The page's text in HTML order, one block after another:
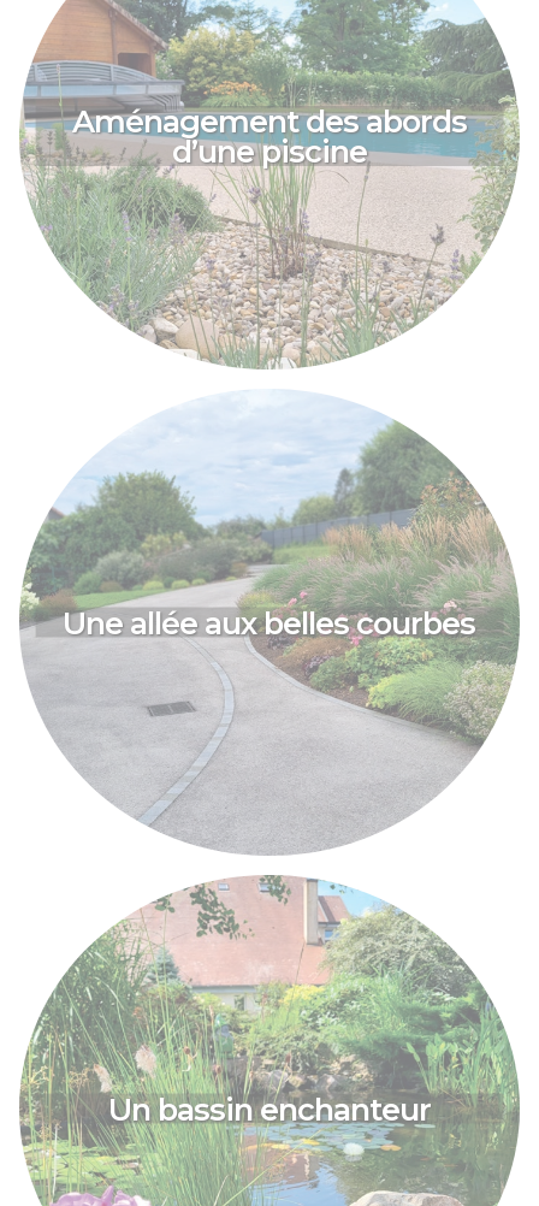
Aménagement des abords
d’une piscine
Une allée aux belles courbes
Un bassin enchanteur